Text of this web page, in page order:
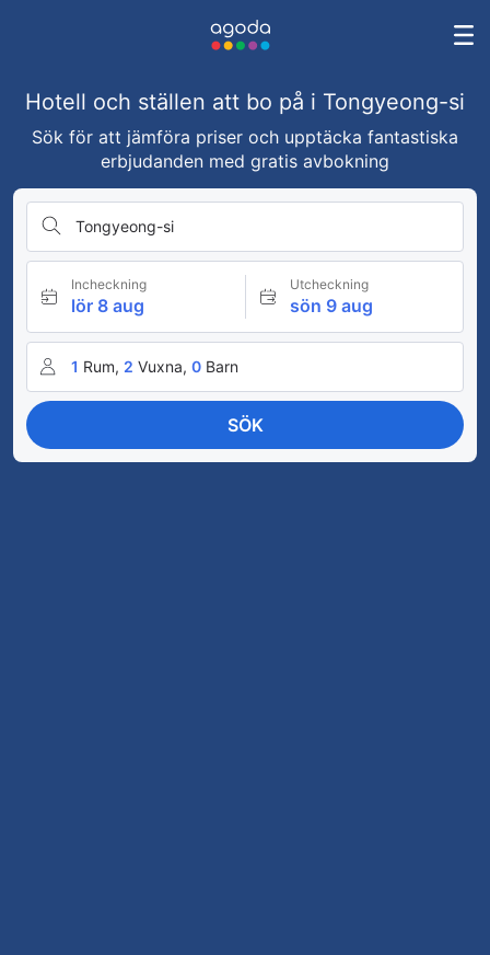
Hotell och ställen att bo på i Tongyeong-si
Sök för att jämföra priser och upptäcka fantastiska
erbjudanden med gratis avbokning
Tongyeong-si
Incheckning
lör 8 aug
Utcheckning
sön 9 aug
1 Rum, 2 Vuxna, 0 Barn
SÖK